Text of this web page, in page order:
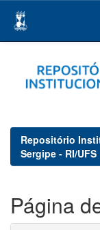
navigation
Repositório
Sergipe - RI/UFS
Página